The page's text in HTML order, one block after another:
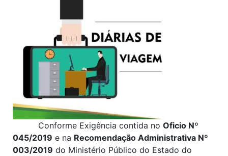
Conforme Exigência contida no Oficio Nº
045/2019 e na Recomendação Administrativa Nº
003/2019 do Ministério Público do Estado do